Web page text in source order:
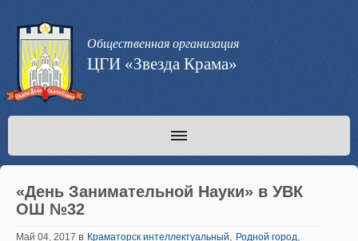
Общественная организация
ЦГИ «Звезда Крама»
«День Занимательной Науки» в УВК
ОШ №32
Май 04, 2017 в Краматорск интеллектуальный, Родной город,